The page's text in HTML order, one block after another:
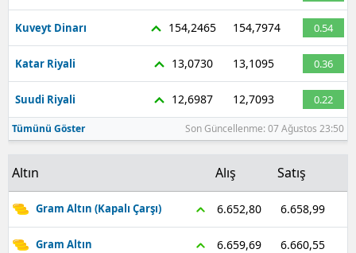
Kuveyt Dinarı 154,2465 154,7974 0.54
Katar Riyali 13,0730 13,1095 0.36
Suudi Riyali 12,6987 12,7093 0.22
Tümünü Göster Son Güncellenme: 07 Ağustos 23:50
Altın Alış Satış
Gram Altın (Kapalı Çarşı) 6.652,80 6.658,99
Gram Altın 6.659,69 6.660,55